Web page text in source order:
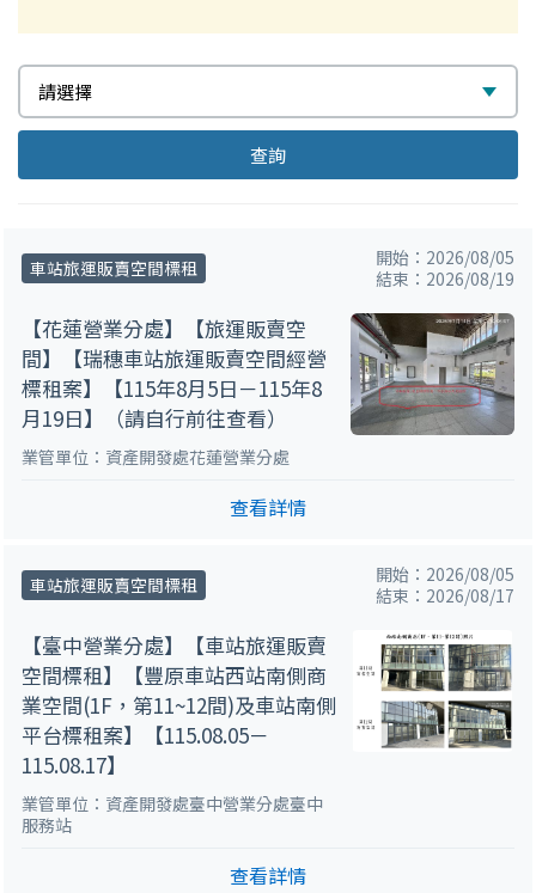
請選擇
擇
查詢
車站旅運販賣空間標租
開始：2026/08/05
結束：2026/08/19
【花蓮營業分處】【旅運販賣空
間】【瑞穗車站旅運販賣空間經營
標租案】【115年8月5日－115年8
月19日】（請自行前往查看）
業管單位：資產開發處花蓮營業分處
查看詳情
車站旅運販賣空間標租
開始：2026/08/05
結束：2026/08/17
【臺中營業分處】【車站旅運販賣
空間標租】【豐原車站西站南側商
業空間(1F，第11~12間)及車站南側
平台標租案】【115.08.05－
115.08.17】
業管單位：資產開發處臺中營業分處臺中
服務站
查看詳情